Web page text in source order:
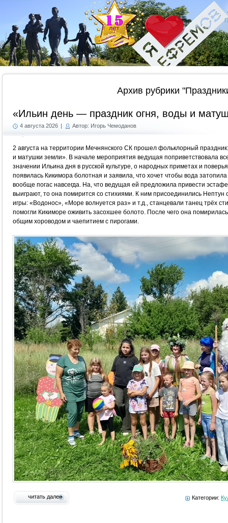
Архив рубрики
«Ильин день — праздник огня, воды и
4 августа 2026 | Автор: Игорь Чемоданов
2 августа на территории Мечнянского СК прошел фольклорный
и матушки земли». В начале мероприятия ведущая поприветствовала
значении Ильина дня в русской культуре, о народных приметах и
появилась Кикимора болотная и заявила, что хочет чтобы вода затопила
вообще погас навсегда. На, что ведущая ей предложила привести
выиграют, то она помирится со стихиями. К ним присоединились Нептун
игры: «Водонос», «Море волнуется раз» и т.д., станцевали танец трёх
помогли Кикиморе оживить засохшее болото. После чего она
общим хороводом и чаепитием с пирогами.
читать далее Категории: